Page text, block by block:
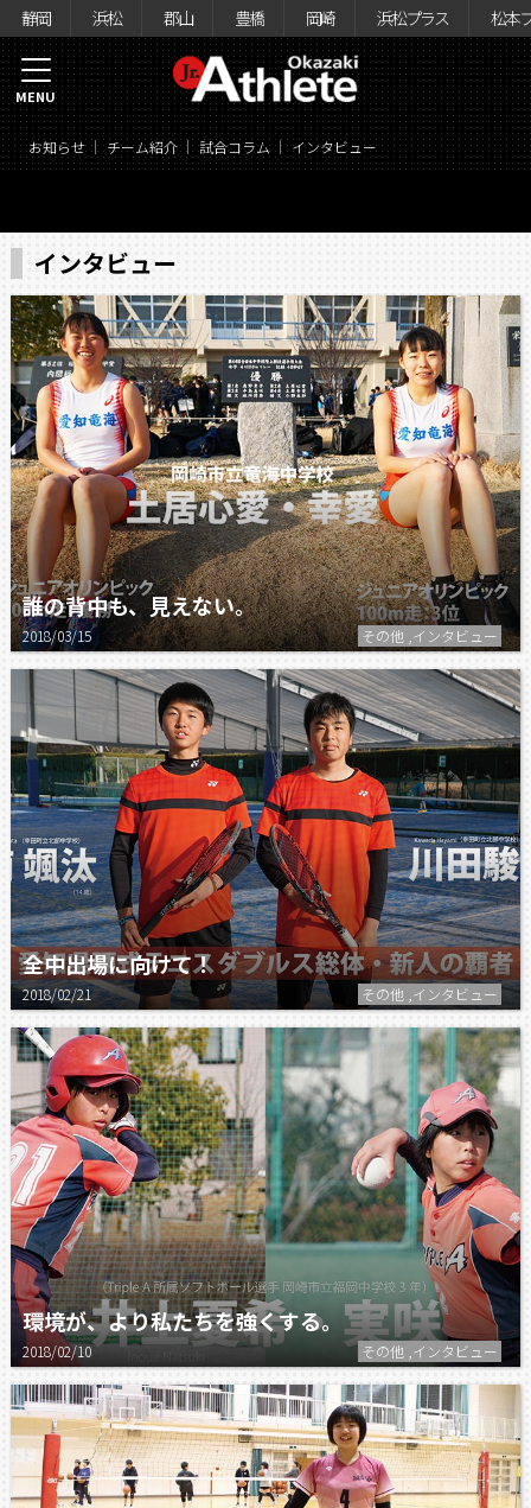
静岡 浜松 郡山 豊橋 岡崎 浜松プラス 松本
お知らせ チーム紹介 試合コラム インタビュー
MENU
インタビュー
誰の背中も、見えない。
2018/03/15 その他 ,インタビュー
全中出場に向けて！
2018/02/21 その他 ,インタビュー
環境が、より私たちを強くする。
2018/02/10 その他 ,インタビュー